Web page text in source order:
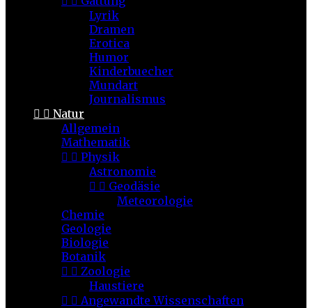
Lyrik
Dramen
Erotica
Humor
Kinderbuecher
Mundart
Journalismus
  Natur
Allgemein
Mathematik
  Physik
Astronomie
  Geodäsie
Meteorologie
Chemie
Geologie
Biologie
Botanik
  Zoologie
Haustiere
  Angewandte Wissenschaften